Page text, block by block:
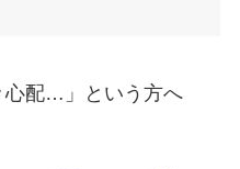
心配…」という方へ